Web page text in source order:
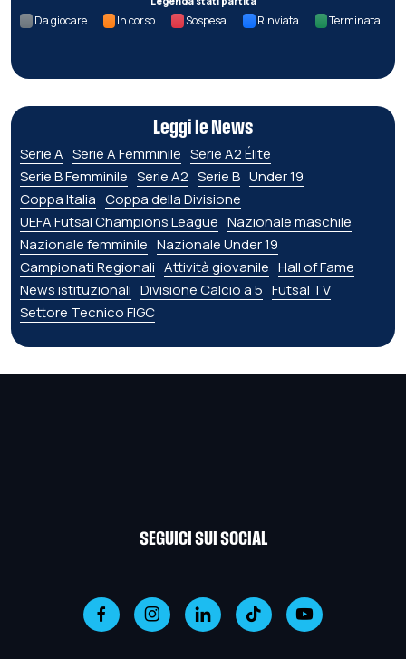
Da giocare In corso Sospesa Rinviata Terminata
Leggi le News
Serie A Serie A Femminile Serie A2 Élite
Serie B Femminile Serie A2 Serie B Under 19
Coppa Italia Coppa della Divisione
UEFA Futsal Champions League Nazionale maschile
Nazionale femminile Nazionale Under 19
Campionati Regionali Attività giovanile Hall of Fame
News istituzionali Divisione Calcio a 5 Futsal TV
Settore Tecnico FIGC
SEGUICI SUI SOCIAL